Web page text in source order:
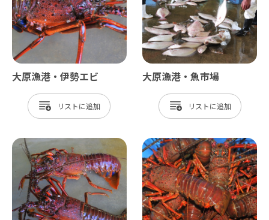
大原漁港・伊勢エビ
リスト
大原漁港・魚市場
リスト